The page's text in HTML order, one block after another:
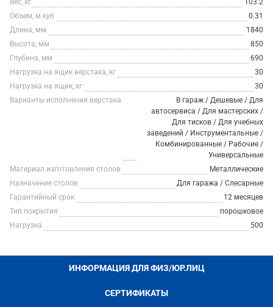
Вес, кг
103.2
Объем, м.куб
0.31
Длина, мм
1840
Высота, мм
850
Глубина, мм
690
Нагрузка на ящик верстака, кг
30
Нагрузка на ящик, кг
30
Варианты исполнения верстака
В гараж / Дешевые / Для
автосервиса / Для мастерских /
Для тисков / Для учебных
заведений / Инструментальные /
Комбинированные / Рабочие /
Универсальные
Материал изготовления столов
Металлические
Назначение столов
Для гаража / Слесарные
Гарантийный срок
12 месяцев
Тип покрытия
порошковое
Нагрузка
500
ИНФОРМАЦИЯ ДЛЯ ФИЗ/ЮР.ЛИЦ
СЕРТИФИКАТЫ